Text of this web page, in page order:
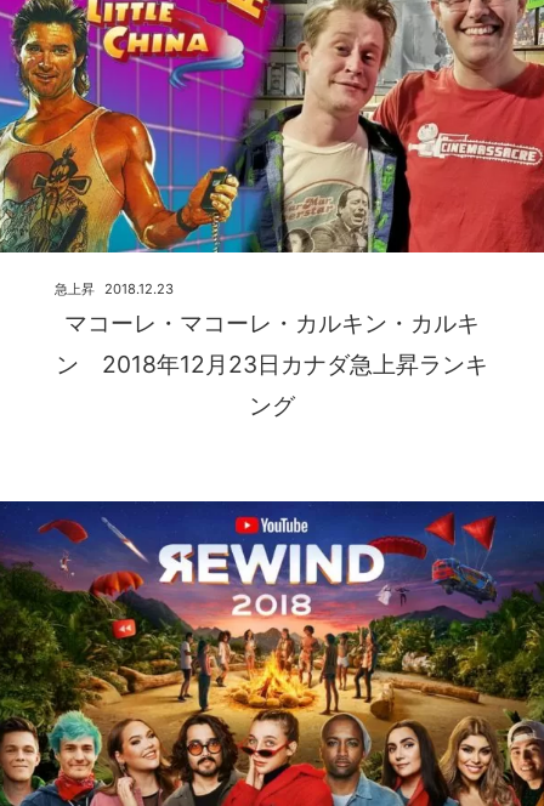
マコーレ・マコーレ・カルキン・カルキ
ン 2018年12月23日カナダ急上昇ランキ
ング
2018.12.23
急上昇